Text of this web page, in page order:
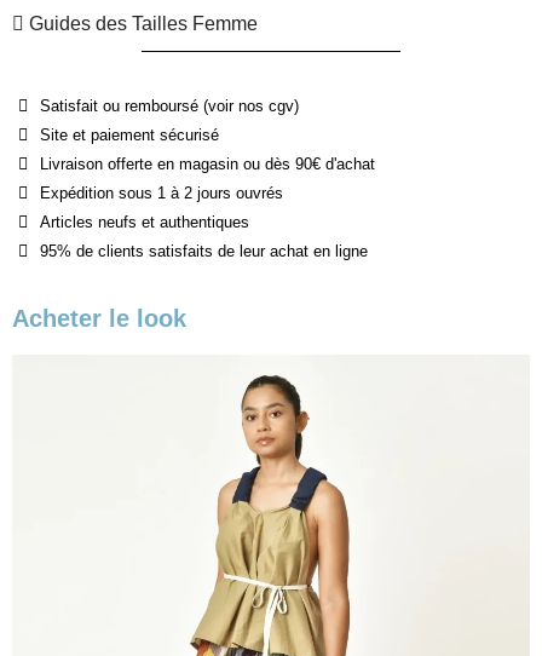
Guides des Tailles Femme
Satisfait ou remboursé (voir nos cgv)
Site et paiement sécurisé
Livraison offerte en magasin ou dès 90€ d'achat
Expédition sous 1 à 2 jours ouvrés
Articles neufs et authentiques
95% de clients satisfaits de leur achat en ligne
Acheter le look